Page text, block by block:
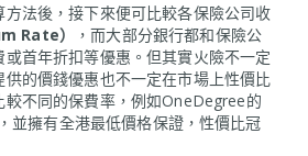
法後，接下來便可比較各保險公司收
Rate）
，而大部分銀行都和保險公
首年折扣等優惠。但其實火險不一定
的價錢優惠也不一定在市場上性價比
較不同的保費率，例如OneDegree的
並擁有全港最低價格保證，性價比冠